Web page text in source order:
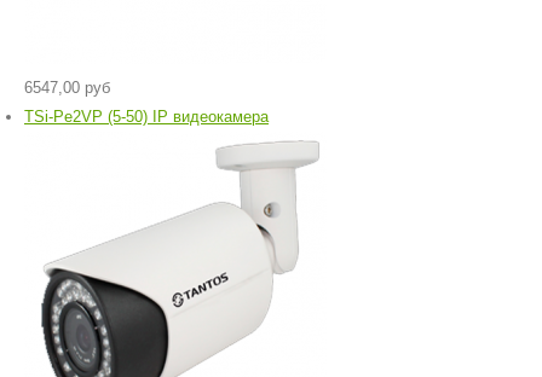
6547,00 руб
TSi-Pe2VP (5-50) IP видеокамера